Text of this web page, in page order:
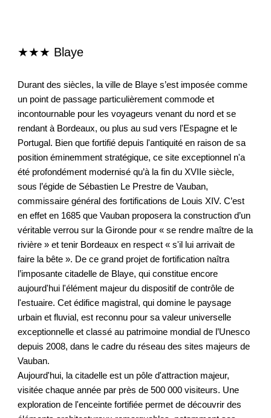
★★★ Blaye
Durant des siècles, la ville de Blaye s’est imposée comme
un point de passage particulièrement commode et
incontournable pour les voyageurs venant du nord et se
rendant à Bordeaux, ou plus au sud vers l'Espagne et le
Portugal. Bien que fortifié depuis l'antiquité en raison de sa
position éminemment stratégique, ce site exceptionnel n'a
été profondément modernisé qu’à la fin du XVIIe siècle,
sous l’égide de Sébastien Le Prestre de Vauban,
commissaire général des fortifications de Louis XIV. C’est
en effet en 1685 que Vauban proposera la construction d’un
véritable verrou sur la Gironde pour « se rendre maître de la
rivière » et tenir Bordeaux en respect « s'il lui arrivait de
faire la bête ». De ce grand projet de fortification naîtra
l’imposante citadelle de Blaye, qui constitue encore
aujourd'hui l'élément majeur du dispositif de contrôle de
l'estuaire. Cet édifice magistral, qui domine le paysage
urbain et fluvial, est reconnu pour sa valeur universelle
exceptionnelle et classé au patrimoine mondial de l’Unesco
depuis 2008, dans le cadre du réseau des sites majeurs de
Vauban.
Aujourd'hui, la citadelle est un pôle d'attraction majeur,
visitée chaque année par près de 500 000 visiteurs. Une
exploration de l'enceinte fortifiée permet de découvrir des